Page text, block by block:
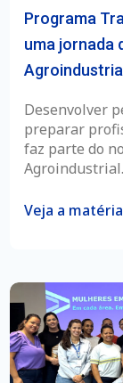
Programa
uma jornada
Desenvolver
preparar
faz parte do
Veja a